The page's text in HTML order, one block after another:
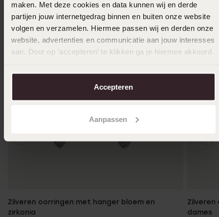
maken. Met deze cookies en data kunnen wij en derde
partijen jouw internetgedrag binnen en buiten onze website
volgen en verzamelen. Hiermee passen wij en derden onze
website, advertenties en communicatie aan jouw interesses
aan. Door op ‘accepteren’ te klikken ga je hiermee akkoord.
over in onscookiebeleid.
Accepteren
Aanpassen
Zilveren oorringen met hanger bloem en
zirkonia
Zilveren
dames